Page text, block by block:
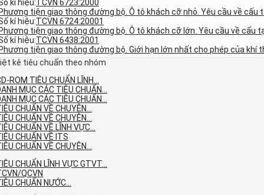
kí hiệu:TCVN 6723:2000
tiện giao thông đường bộ. Ô tô khách cỡ nhỏ. Yêu cầu về cấu
kí hiệu:TCVN 6724:20001
tiện giao thông đường bộ. Ô tô khách cỡ lớn. Yêu cầu về cấu
kí hiệu:TCVN 6438:2001
tiện giao thông đường bộ. Giới hạn lớn nhất cho phép của khí
kê tiêu chuẩn theo nhóm
ROM TIÊU CHUẨN LĨNH...
MỤC CÁC TIÊU CHUẨN...
MỤC CÁC TIÊU CHUẨN...
CHUẨN VỀ CHUYÊN...
CHUẨN VỀ CHUYÊN...
CHUẨN VỀ LĨNH VỰC...
CHUẨN VỀ ITS
CHUẨN VỀ CHUYÊN...
CHUẨN LĨNH VỰC GTVT...
QCVN
CHUẨN NƯỚC...